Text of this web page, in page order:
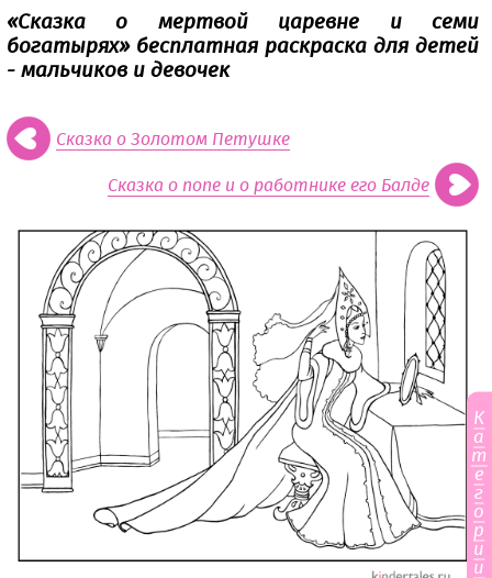
«Сказка о мертвой царевне и семи
богатырях» бесплатная раскраска для детей
- мальчиков и девочек
Сказка о Золотом Петушке
Сказка о попе и о работнике его Балде
К
а
т
е
г
о
р
и
и